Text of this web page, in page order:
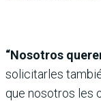
“Nosotros
solicitarles
que nosotros les